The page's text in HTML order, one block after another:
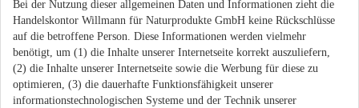
Bei der Nutzung dieser allgemeinen Daten und Informationen zieht die
Handelskontor Willmann für Naturprodukte GmbH keine Rückschlüsse
auf die betroffene Person. Diese Informationen werden vielmehr
benötigt, um (1) die Inhalte unserer Internetseite korrekt auszuliefern,
(2) die Inhalte unserer Internetseite sowie die Werbung für diese zu
optimieren, (3) die dauerhafte Funktionsfähigkeit unserer
informationstechnologischen Systeme und der Technik unserer